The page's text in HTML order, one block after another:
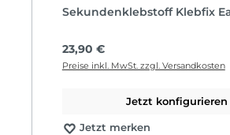
Sekundenklebstoff Klebfix
Regulärer Preis:
23,90 €
Preise inkl. MwSt. zzgl. Versandkosten
Jetzt konfigurieren
Jetzt merken